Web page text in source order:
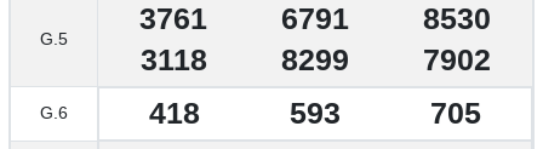
G.5
3761 6791
8530
3118
8299 7902
G.6 418 593 705